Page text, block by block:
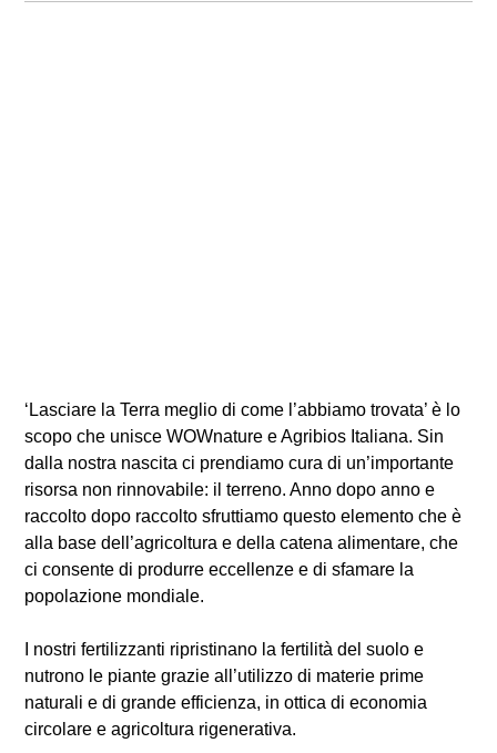
‘Lasciare la Terra meglio di come l’abbiamo trovata’ è lo
scopo che unisce WOWnature e Agribios Italiana. Sin
dalla nostra nascita ci prendiamo cura di un’importante
risorsa non rinnovabile: il terreno. Anno dopo anno e
raccolto dopo raccolto sfruttiamo questo elemento che è
alla base dell’agricoltura e della catena alimentare, che
ci consente di produrre eccellenze e di sfamare la
popolazione mondiale.
I nostri fertilizzanti ripristinano la fertilità del suolo e
nutrono le piante grazie all’utilizzo di materie prime
naturali e di grande efficienza, in ottica di economia
circolare e agricoltura rigenerativa.